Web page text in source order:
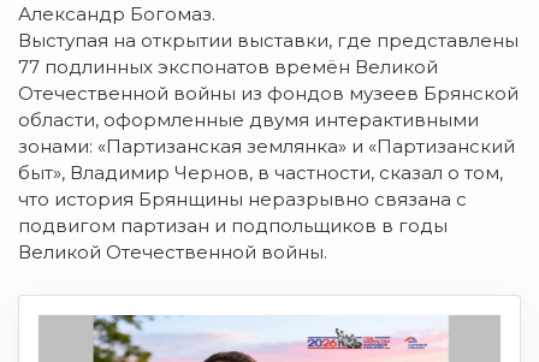
Александр Богомаз.
Выступая на открытии выставки, где представлены
77 подлинных экспонатов времён Великой
Отечественной войны из фондов музеев Брянской
области, оформленные двумя интерактивными
зонами: «Партизанская землянка» и «Партизанский
быт», Владимир Чернов, в частности, сказал о том,
что история Брянщины неразрывно связана с
подвигом партизан и подпольщиков в годы
Великой Отечественной войны.